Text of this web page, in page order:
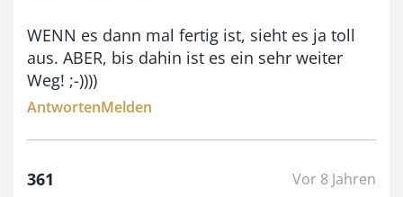
3
WENN es dann mal fertig ist, sieht es ja toll
aus. ABER, bis dahin ist es ein sehr weiter
Weg! ;-))))
AntwortenMelden
361 Vor 8 Jahren